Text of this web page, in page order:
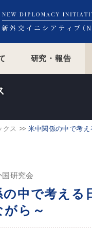
研究・報告
クス 米中関係の中で考
研究会
の中で考える
がら～